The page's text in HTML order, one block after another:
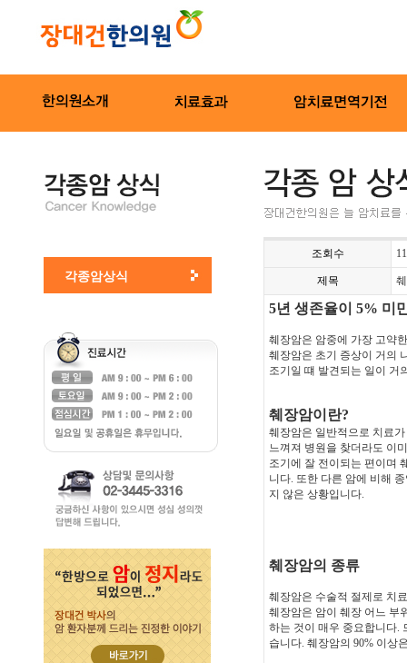
각종암상식
조회수
제목
5년 생존율이 5% 미
췌장암은 암중에 가장 고약
췌장암은 초기 증상이 거의
조기일 떄 발견되는 일이 거
췌장암이란?
췌장암은 일반적으로 치료
느껴져 병원을 찾더라도 이
조기에 잘 전이되는 편이며
니다. 또한 다른 암에 비해
지 않은 상황입니다.
췌장암의 종류
췌장암은 수술적 절제로 치
췌장암은 암이 췌장 어느 부
하는 것이 매우 중요합니다.
습니다. 췌장암의 90% 이상